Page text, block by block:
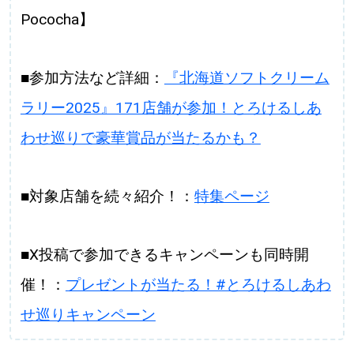
Pococha】
■参加方法など詳細：
『北海道ソフトクリーム
ラリー2025』171店舗が参加！とろけるしあ
わせ巡りで豪華賞品が当たるかも？
■対象店舗を続々紹介！： 特集ページ
■X投稿で参加できるキャンペーンも同時開
催！： プレゼントが当たる！#とろけるしあわ
せ巡りキャンペーン